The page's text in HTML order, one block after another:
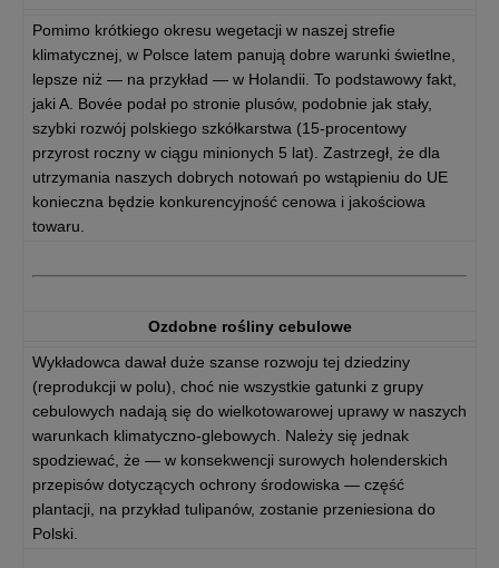
Pomimo krótkiego okresu wegetacji w naszej strefie
klimatycznej, w Polsce latem panują dobre warunki świetlne,
lepsze niż — na przykład — w Holandii. To podstawowy fakt,
jaki A. Bovée podał po stronie plusów, podobnie jak stały,
szybki rozwój polskiego szkółkarstwa (15-procentowy
przyrost roczny w ciągu minionych 5 lat). Zastrzegł, że dla
utrzymania naszych dobrych notowań po wstąpieniu do UE
konieczna będzie konkurencyjność cenowa i jakościowa
towaru.
Ozdobne rośliny cebulowe
Wykładowca dawał duże szanse rozwoju tej dziedziny
(reprodukcji w polu), choć nie wszystkie gatunki z grupy
cebulowych nadają się do wielkotowarowej uprawy w naszych
warunkach klimatyczno-glebowych. Należy się jednak
spodziewać, że — w konsekwencji surowych holenderskich
przepisów dotyczących ochrony środowiska — część
plantacji, na przykład tulipanów, zostanie przeniesiona do
Polski.